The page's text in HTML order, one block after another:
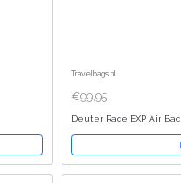
Travelbags.nl
€99,95
Deuter Race EXP Air